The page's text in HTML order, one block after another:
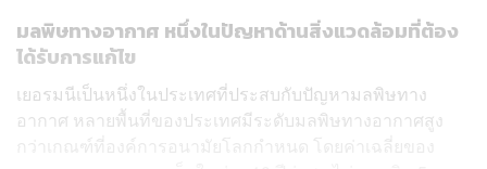
มลพิษทางอากาศ หนึ่งในปัญหาด้านสิ่งแวดล้อมที่ต้อง
ได้รับการแก้ไข
เยอรมนีเป็นหนึ่งในประเทศที่ประสบกับปัญหามลพิษทาง
อากาศ หลายพื้นที่ของประเทศมีระดับมลพิษทางอากาศสูง